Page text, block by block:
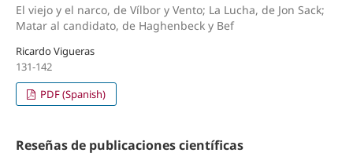
El viejo y el narco, de Vílbor y Vento; La Lucha, de Jon Sack;
Matar al candidato, de Haghenbeck y Bef
Ricardo Vigueras
131-142
PDF (Spanish)
Reseñas de publicaciones científicas